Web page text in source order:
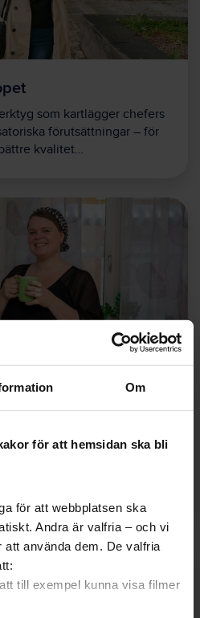
Om
för att hemsidan ska bli
för att webbplatsen ska
Andra är valfria – och vi
använda dem. De valfria
till exempel kunna visa filmer
som kartlägger chefers
förutsättningar – för
kvalitet…
en bättre
börjar resultaten
i förändring.